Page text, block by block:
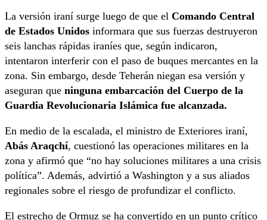
La versión iraní surge luego de que el Comando Central
de Estados Unidos informara que sus fuerzas destruyeron
seis lanchas rápidas iraníes que, según indicaron,
intentaron interferir con el paso de buques mercantes en la
zona. Sin embargo, desde Teherán niegan esa versión y
aseguran que ninguna embarcación del Cuerpo de la
Guardia Revolucionaria Islámica fue alcanzada.
En medio de la escalada, el ministro de Exteriores iraní,
Abás Araqchí, cuestionó las operaciones militares en la
zona y afirmó que “no hay soluciones militares a una crisis
política”. Además, advirtió a Washington y a sus aliados
regionales sobre el riesgo de profundizar el conflicto.
El estrecho de Ormuz se ha convertido en un punto crítico